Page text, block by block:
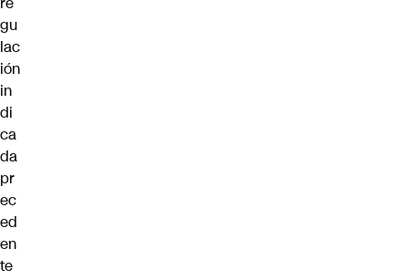
gu
lac
ión
in
di
ca
da
pr
ec
ed
en
te